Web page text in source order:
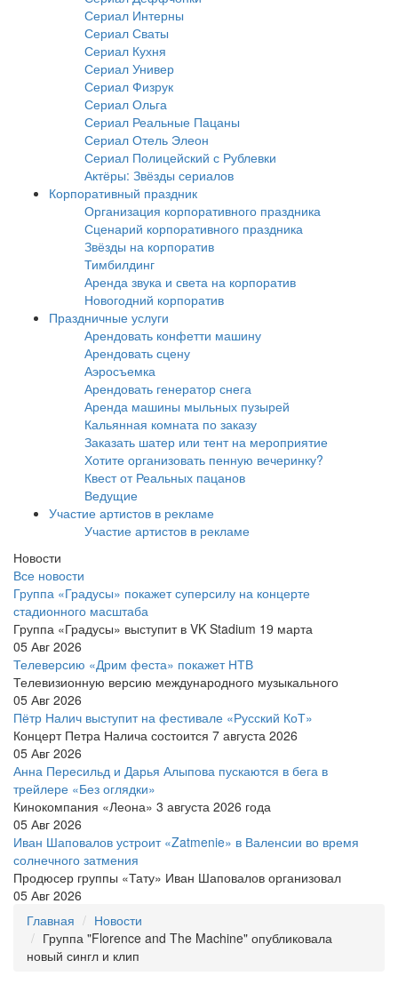
Сериал Интерны
Сериал Сваты
Сериал Кухня
Сериал Универ
Сериал Физрук
Сериал Ольга
Сериал Реальные Пацаны
Сериал Отель Элеон
Сериал Полицейский с Рублевки
Актёры: Звёзды сериалов
Корпоративный праздник
Организация корпоративного праздника
Сценарий корпоративного праздника
Звёзды на корпоратив
Тимбилдинг
Аренда звука и света на корпоратив
Новогодний корпоратив
Праздничные услуги
Арендовать конфетти машину
Арендовать сцену
Аэросъемка
Арендовать генератор снега
Аренда машины мыльных пузырей
Кальянная комната по заказу
Заказать шатер или тент на мероприятие
Хотите организовать пенную вечеринку?
Квест от Реальных пацанов
Ведущие
Участие артистов в рекламе
Участие артистов в рекламе
Новости
Все новости
Группа «Градусы» покажет суперсилу на концерте
стадионного масштаба
Группа «Градусы» выступит в VK Stadium 19 марта
05 Авг 2026
Телеверсию «Дрим феста» покажет НТВ
Телевизионную версию международного музыкального
05 Авг 2026
Пётр Налич выступит на фестивале «Русский КоТ»
Концерт Петра Налича состоится 7 августа 2026
05 Авг 2026
Анна Пересильд и Дарья Алыпова пускаются в бега в
трейлере «Без оглядки»
Кинокомпания «Леона» 3 августа 2026 года
05 Авг 2026
Иван Шаповалов устроит «Zatmenie» в Валенсии во время
солнечного затмения
Продюсер группы «Тату» Иван Шаповалов организовал
05 Авг 2026
Главная
Новости
Группа "Florence and The Machine" опубликовала
новый сингл и клип